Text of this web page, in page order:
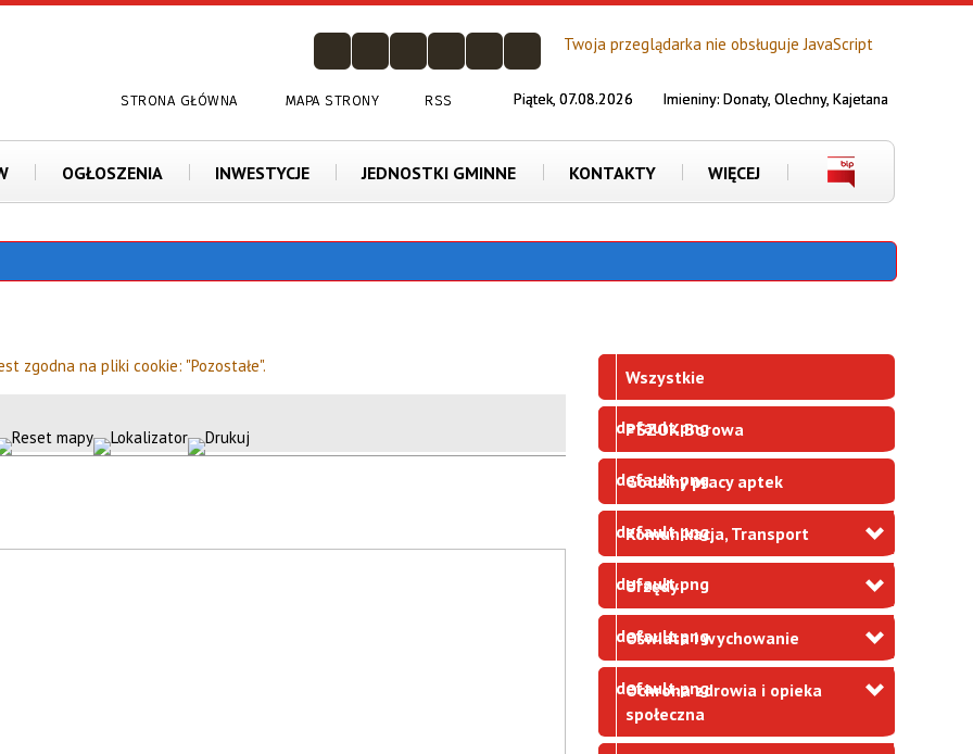
Twoja przeglądarka nie obsługuje JavaScript
STRONA GŁÓWNA MAPA STRONY RSS Piątek, 07.08.2026 Imieniny: Donaty, Olechny, Kajetana
OGŁOSZENIA INWESTYCJE JEDNOSTKI GMINNE KONTAKTY WIĘCEJ
zgodna na pliki cookie: "Pozostałe".
Wszystkie
PSZOK Borowa
Godziny pracy aptek
Komunikacja, Transport
Urzędy
Oświata i wychowanie
Ochrona zdrowia i opieka
społeczna